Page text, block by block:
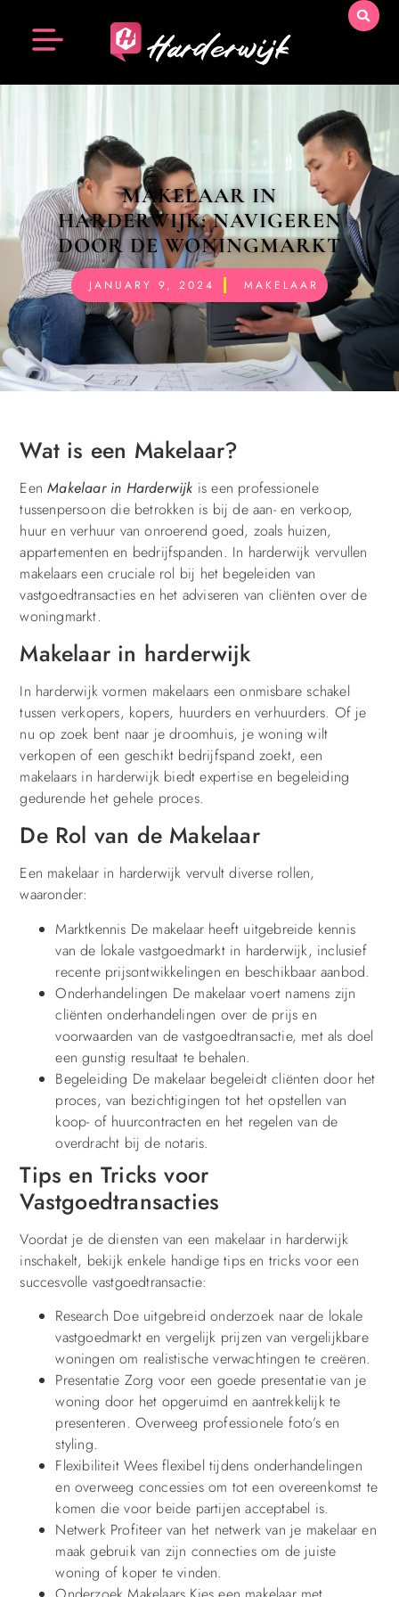
MAKELAAR IN
HARDERWIJK: NAVIGEREN
DOOR DE WONINGMARKT
JANUARY 9, 2024 MAKELAAR
Wat is een Makelaar?
EenMakelaar in Harderwijk is een professionele
tussenpersoon die betrokken is bij de aan- en verkoop,
huur en verhuur van onroerend goed, zoals huizen,
appartementen en bedrijfspanden. In harderwijk vervullen
makelaars een cruciale rol bij het begeleiden van
vastgoedtransacties en het adviseren van cliënten over de
woningmarkt.
Makelaar in harderwijk
In harderwijk vormen makelaars een onmisbare schakel
tussen verkopers, kopers, huurders en verhuurders. Of je
nu op zoek bent naar je droomhuis, je woning wilt
verkopen of een geschikt bedrijfspand zoekt, een
makelaars in harderwijk biedt expertise en begeleiding
gedurende het gehele proces.
De Rol van de Makelaar
Een makelaar in harderwijk vervult diverse rollen,
waaronder:
Marktkennis De makelaar heeft uitgebreide kennis
van de lokale vastgoedmarkt in harderwijk, inclusief
recente prijsontwikkelingen en beschikbaar aanbod.
Onderhandelingen De makelaar voert namens zijn
cliënten onderhandelingen over de prijs en
voorwaarden van de vastgoedtransactie, met als doel
een gunstig resultaat te behalen.
Begeleiding De makelaar begeleidt cliënten door het
proces, van bezichtigingen tot het opstellen van
koop- of huurcontracten en het regelen van de
overdracht bij de notaris.
Tips en Tricks voor
Vastgoedtransacties
Voordat je de diensten van een makelaar in harderwijk
inschakelt, bekijk enkele handige tips en tricks voor een
succesvolle vastgoedtransactie:
Research Doe uitgebreid onderzoek naar de lokale
vastgoedmarkt en vergelijk prijzen van vergelijkbare
woningen om realistische verwachtingen te creëren.
Presentatie Zorg voor een goede presentatie van je
woning door het opgeruimd en aantrekkelijk te
presenteren. Overweeg professionele foto’s en
styling.
Flexibiliteit Wees flexibel tijdens onderhandelingen
en overweeg concessies om tot een overeenkomst te
komen die voor beide partijen acceptabel is.
Netwerk Profiteer van het netwerk van je makelaar en
maak gebruik van zijn connecties om de juiste
woning of koper te vinden.